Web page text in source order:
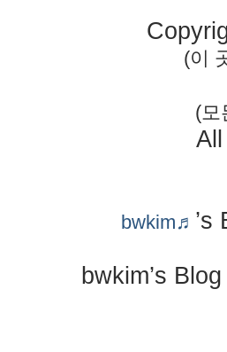
(이
(모
bwkim♬ ’s
bwkim’s